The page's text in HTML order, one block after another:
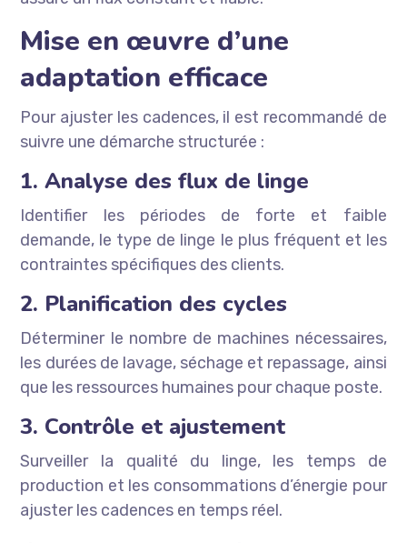
Mise en œuvre d’une
adaptation efficace
Pour ajuster les cadences, il est recommandé de
suivre une démarche structurée :
1. Analyse des flux de linge
Identifier les périodes de forte et faible
demande, le type de linge le plus fréquent et les
contraintes spécifiques des clients.
2. Planification des cycles
Déterminer le nombre de machines nécessaires,
les durées de lavage, séchage et repassage, ainsi
que les ressources humaines pour chaque poste.
3. Contrôle et ajustement
Surveiller la qualité du linge, les temps de
production et les consommations d’énergie pour
ajuster les cadences en temps réel.